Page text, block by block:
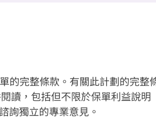
的完整條款。有關此計劃的完
讀，包括但不限於保單利益說
詢獨立的專業意見。